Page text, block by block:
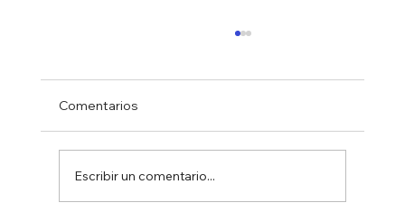
Comentarios
Escribir un comentario...